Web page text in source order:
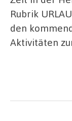
Rubrik
den
Aktivitäten